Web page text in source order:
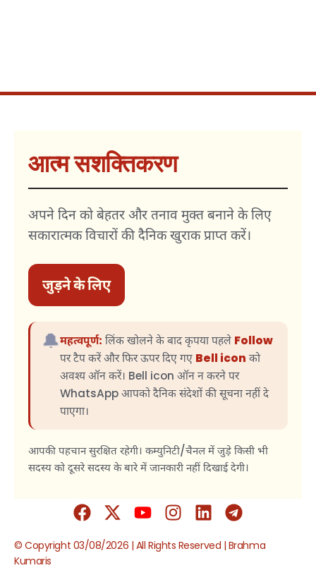
आत्म सशक्तिकरण
अपने दिन को बेहतर और तनाव मुक्त बनाने के लिए
सकारात्मक विचारों की दैनिक खुराक प्राप्त करें।
जुड़ने के लिए
🔔महत्वपूर्ण: लिंक खोलने के बाद कृपया पहले Follow
पर टैप करें और फिर ऊपर दिए गए Bell icon को
अवश्य ऑन करें। Bell icon ऑन न करने पर
WhatsApp आपको दैनिक संदेशों की सूचना नहीं दे
पाएगा।
आपकी पहचान सुरक्षित रहेगी। कम्युनिटी/चैनल में जुड़े किसी भी
सदस्य को दूसरे सदस्य के बारे में जानकारी नहीं दिखाई देगी।
© Copyright 03/08/2026 | All Rights Reserved | Brahma
Kumaris